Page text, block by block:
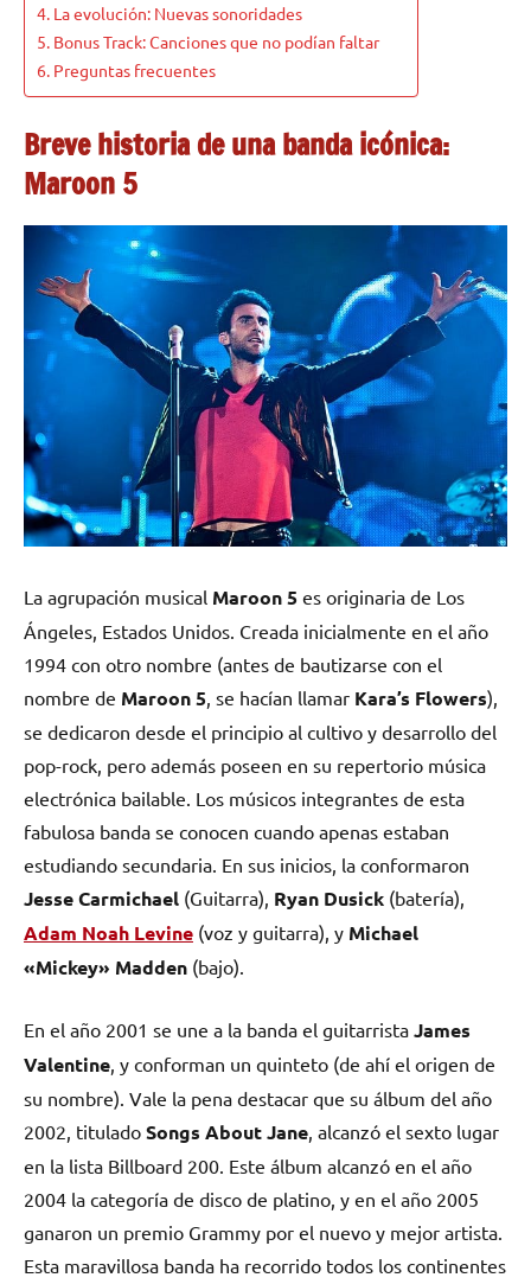
La evolución: Nuevas sonoridades
Bonus Track: Canciones que no podían faltar
Preguntas frecuentes
Breve historia de una banda icónica:
Maroon 5
La agrupación musical Maroon 5 es originaria de Los
Ángeles, Estados Unidos. Creada inicialmente en el año
1994 con otro nombre (antes de bautizarse con el
nombre de Maroon 5 , se hacían llamar Kara’s Flowers),
se dedicaron desde el principio al cultivo y desarrollo del
pop-rock, pero además poseen en su repertorio música
electrónica bailable. Los músicos integrantes de esta
fabulosa banda se conocen cuando apenas estaban
estudiando secundaria. En sus inicios, la conformaron
Jesse Carmichael (Guitarra), Ryan Dusick (batería),
Adam Noah Levine (voz y guitarra), y Michael
«Mickey» Madden (bajo).
En el año 2001 se une a la banda el guitarrista James
Valentine , y conforman un quinteto (de ahí el origen de
su nombre). Vale la pena destacar que su álbum del año
2002, titulado Songs About Jane , alcanzó el sexto lugar
en la lista Billboard 200. Este álbum alcanzó en el año
2004 la categoría de disco de platino, y en el año 2005
ganaron un premio Grammy por el nuevo y mejor artista.
Esta maravillosa banda ha recorrido todos los continentes